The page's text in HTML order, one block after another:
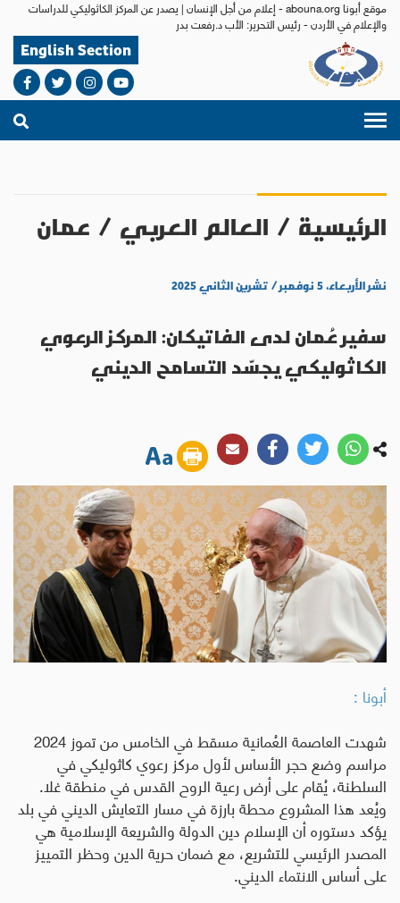
موقع أبونا abouna.org - إعلام من أجل الإنسان | يصدر عن المركز الكاثوليكي للدراسات
والإعلام في الأردن - رئيس التحرير: الأب د.رفعت بدر
English Section
الرئيسية / العالم العربي / عمان
نشر الأربعاء، ٥ نوفمبر / تشرين الثاني ٢٠٢٥
سفير عُمان لدى الفاتيكان: المركز الرعوي
الكاثوليكي يجسّد التسامح الديني
أبونا :
شهدت العاصمة العُمانية مسقط في الخامس من تموز 2024
مراسم وضع حجر الأساس لأول مركز رعوي كاثوليكي في
السلطنة، يُقام على أرض رعية الروح القدس في منطقة غلا.
ويُعد هذا المشروع محطة بارزة في مسار التعايش الديني في بلد
يؤكد دستوره أن الإسلام دين الدولة والشريعة الإسلامية هي
المصدر الرئيسي للتشريع، مع ضمان حرية الدين وحظر التمييز
على أساس الانتماء الديني.